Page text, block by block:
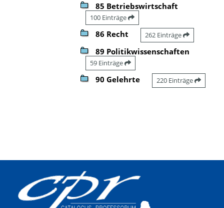
85 Betriebswirtschaft
100 Einträge
86 Recht 262 Einträge
89 Politikwissenschaften
59 Einträge
90 Gelehrte 220 Einträge